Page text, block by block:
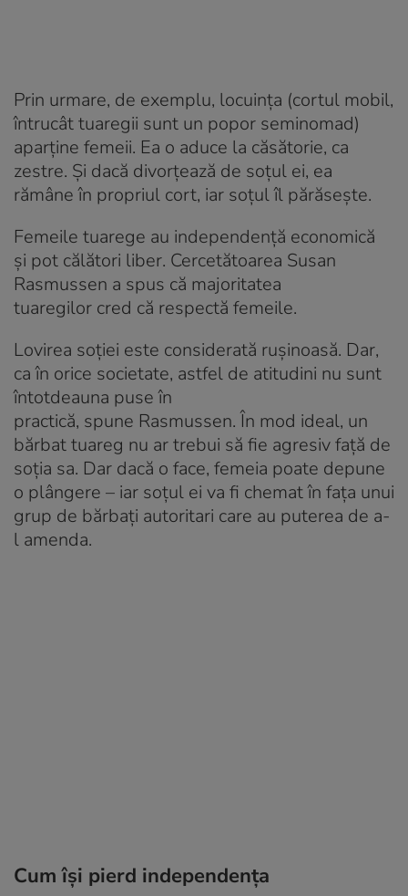
Prin urmare, de exemplu, locuința (cortul mobil,
întrucât tuaregii sunt un popor seminomad)
aparține femeii. Ea o aduce la căsătorie, ca
zestre. Și dacă divorțează de soțul ei, ea
rămâne în propriul cort, iar soțul îl părăsește.
Femeile tuarege au independență economică
și pot călători liber. Cercetătoarea Susan
Rasmussen a spus că majoritatea
tuaregilor cred că respectă femeile.
Lovirea soției este considerată rușinoasă. Dar,
ca în orice societate, astfel de atitudini nu sunt
întotdeauna puse în
practică, spune Rasmussen. În mod ideal, un
bărbat tuareg nu ar trebui să fie agresiv față de
soția sa. Dar dacă o face, femeia poate depune
o plângere – iar soțul ei va fi chemat în fața unui
grup de bărbați autoritari care au puterea de a-
l amenda.
Cum își pierd independența